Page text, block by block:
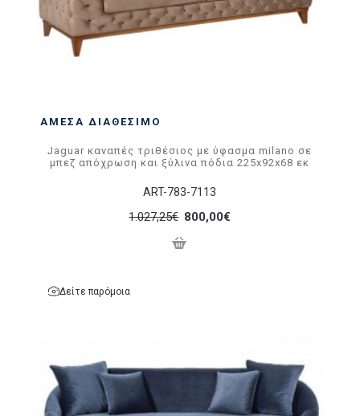
ΆΜΕΣΑ ΔΙΑΘΈΣΙΜΟ
ART-783-7113
Jaguar καναπές τριθέσιος με ύφασμα milano σε
μπεζ απόχρωση και ξύλινα πόδια 225x92x68 εκ
1.027,25€ 800,00€
Δείτε παρόμοια